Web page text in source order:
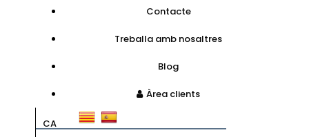
Contacte
Treballa amb nosaltres
Blog
Àrea clients
CA